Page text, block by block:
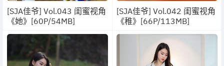
[SJA佳爷] Vol.043 闺蜜视角
《她》[60P/54MB]
[SJA佳爷] Vol.042 闺蜜视角
《稚》[66P/113MB]